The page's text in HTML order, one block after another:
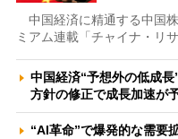
中国経済に精通する中国
ミアム連載「チャイナ・リ
中国経済“予想外の低成
方針の修正で成長加速が
“AI革命”で爆発的な需要